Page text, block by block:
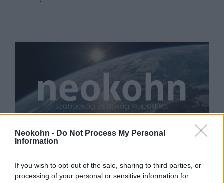
Neokohn - Do Not Process My Personal
Information
If you wish to opt-out of the sale, sharing to third parties, or
processing of your personal or sensitive information for
Victoria Beckham szóba sem áll
zsidó menyével
2022. augusztus 6.